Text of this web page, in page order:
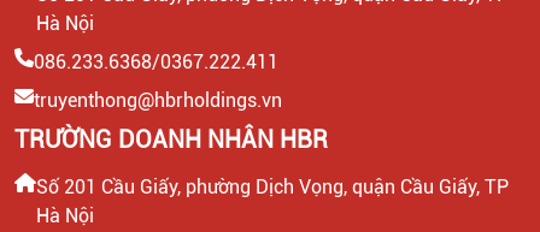
CHUYÊN VIÊN TƯ VẤN GIÁO DỤC (THU NHẬP UPTO
30 TRIỆU)
LEADER SALE/ TRƯỞNG NHÓM KINH DOANH/ TƯ
VẤN TUYỂN SINH
CTV KIỂM TRA NĂNG LỰC TIẾNG ANH ĐẦU VÀO CHO
Hà Nội
086.233.6368/0367.222.411
truyenthong@hbrholdings.vn
TRƯỜNG DOANH NHÂN HBR
Số 201 Cầu Giấy, phường Dịch Vọng, quận Cầu Giấy, TP
Hà Nội